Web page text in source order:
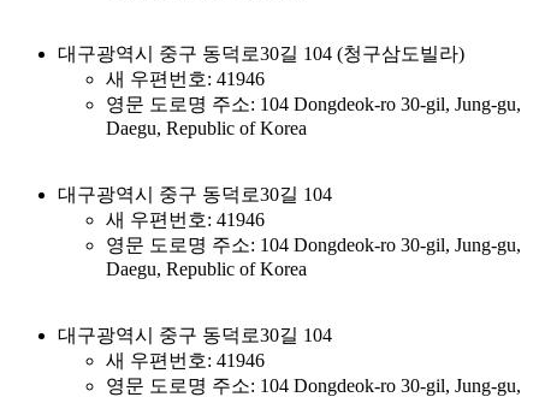
대구광역시 중구 동덕로30길 104 (청구삼도빌라)
새 우편번호: 41946
영문 도로명 주소: 104 Dongdeok-ro 30-gil, Jung-gu,
Daegu, Republic of Korea
대구광역시 중구 동덕로30길 104
새 우편번호: 41946
영문 도로명 주소: 104 Dongdeok-ro 30-gil, Jung-gu,
Daegu, Republic of Korea
대구광역시 중구 동덕로30길 104
새 우편번호: 41946
영문 도로명 주소: 104 Dongdeok-ro 30-gil, Jung-gu,